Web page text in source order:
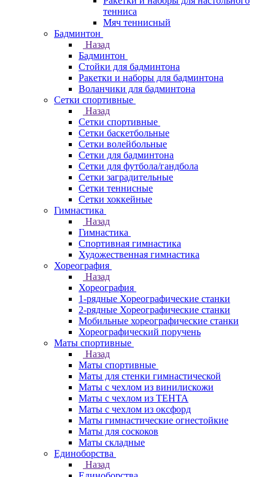
тенниса
Мяч теннисный
Бадминтон
Назад
Бадминтон
Стойки для бадминтона
Ракетки и наборы для бадминтона
Воланчики для бадминтона
Сетки спортивные
Назад
Сетки спортивные
Сетки баскетбольные
Сетки волейбольные
Сетки для бадминтона
Сетки для футбола/гандбола
Сетки заградительные
Сетки теннисные
Сетки хоккейные
Гимнастика
Назад
Гимнастика
Спортивная гимнастика
Художественная гимнастика
Хореография
Назад
Хореография
1-рядные Хореографические станки
2-рядные Хореографические станки
Мобильные хореографические станки
Хореографический поручень
Маты спортивные
Назад
Маты спортивные
Маты для стенки гимнастической
Маты с чехлом из винилискожи
Маты с чехлом из ТЕНТА
Маты с чехлом из оксфорд
Маты гимнастические огнестойкие
Маты для соскоков
Маты складные
Единоборства
Назад